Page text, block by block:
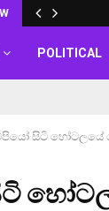
POLITICAL
සිටි හෝටලයේ